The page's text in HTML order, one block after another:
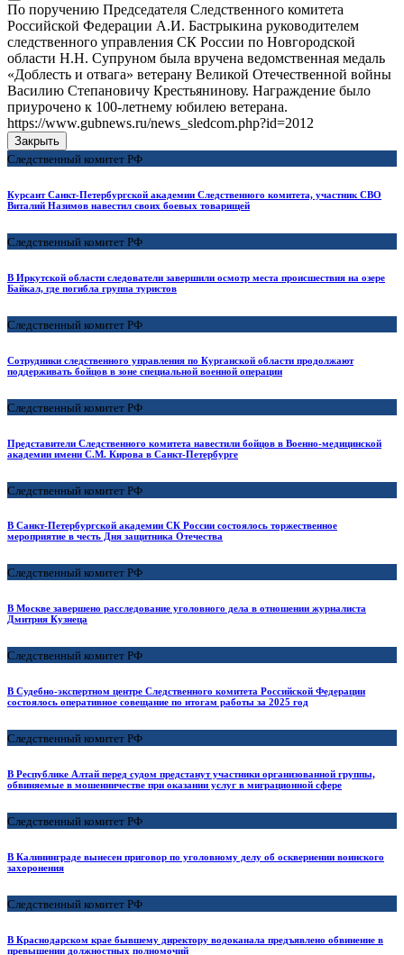
По поручению Председателя Следственного комитета
Российской Федерации А.И. Бастрыкина руководителем
следственного управления СК России по Новгородской
области Н.Н. Супруном была вручена ведомственная медаль
«Доблесть и отвага» ветерану Великой Отечественной войны
Василию Степановичу Крестьянинову. Награждение было
приурочено к 100-летнему юбилею ветерана.
https://www.gubnews.ru/news_sledcom.php?id=2012
Закрыть
Следственный комитет РФ
Курсант Санкт-Петербургской академии Следственного комитета, участник СВО
Виталий Назимов навестил своих боевых товарищей
Следственный комитет РФ
В Иркутской области следователи завершили осмотр места происшествия на озере
Байкал, где погибла группа туристов
Следственный комитет РФ
Сотрудники следственного управления по Курганской области продолжают
поддерживать бойцов в зоне специальной военной операции
Следственный комитет РФ
Представители Следственного комитета навестили бойцов в Военно-медицинской
академии имени С.М. Кирова в Санкт-Петербурге
Следственный комитет РФ
В Санкт-Петербургской академии СК России состоялось торжественное
мероприятие в честь Дня защитника Отечества
Следственный комитет РФ
В Москве завершено расследование уголовного дела в отношении журналиста
Дмитрия Кузнеца
Следственный комитет РФ
В Судебно-экспертном центре Следственного комитета Российской Федерации
состоялось оперативное совещание по итогам работы за 2025 год
Следственный комитет РФ
В Республике Алтай перед судом предстанут участники организованной группы,
обвиняемые в мошенничестве при оказании услуг в миграционной сфере
Следственный комитет РФ
В Калининграде вынесен приговор по уголовному делу об осквернении воинского
захоронения
Следственный комитет РФ
В Краснодарском крае бывшему директору водоканала предъявлено обвинение в
превышении должностных полномочий